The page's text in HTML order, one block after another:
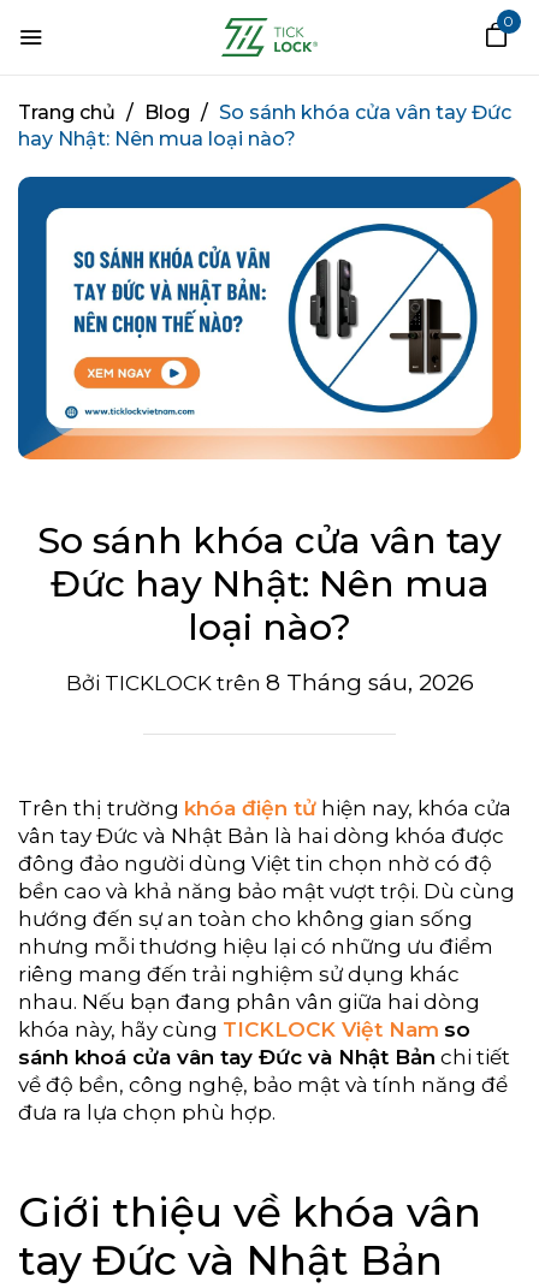
0
Trang chủ / Blog / So sánh khóa cửa vân tay Đức
hay Nhật: Nên mua loại nào?
So sánh khóa cửa vân tay
Đức hay Nhật: Nên mua
loại nào?
Bởi TICKLOCKtrên 8 Tháng sáu, 2026
Trên thị trường khóa điện tử hiện nay, khóa cửa
vân tay Đức và Nhật Bản là hai dòng khóa được
đông đảo người dùng Việt tin chọn nhờ có độ
bền cao và khả năng bảo mật vượt trội. Dù cùng
hướng đến sự an toàn cho không gian sống
nhưng mỗi thương hiệu lại có những ưu điểm
riêng mang đến trải nghiệm sử dụng khác
nhau. Nếu bạn đang phân vân giữa hai dòng
khóa này, hãy cùng TICKLOCK Việt Nam so
sánh khoá cửa vân tay Đức và Nhật Bản chi tiết
về độ bền, công nghệ, bảo mật và tính năng để
đưa ra lựa chọn phù hợp.
Giới thiệu về khóa vân
tay Đức và Nhật Bản